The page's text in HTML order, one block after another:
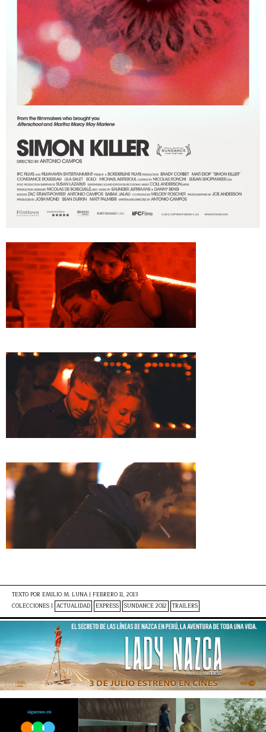
TEXTO POR EMILIO M. LUNA | FEBRERO 11, 2013
COLECCIONES | ACTUALIDAD EXPRESS SUNDANCE 2012 TRAILERS